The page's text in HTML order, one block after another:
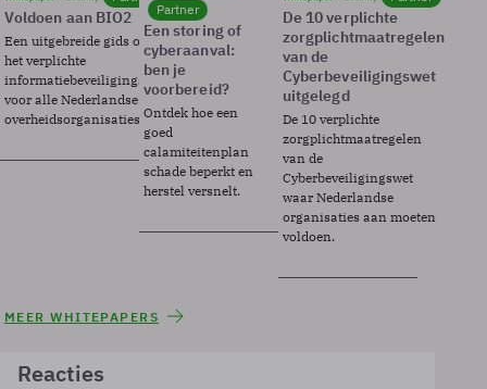
Voldoen aan BIO2
Een uitgebreide gids over BIO2,
het verplichte
informatiebeveiligingsframework
voor alle Nederlandse
overheidsorganisaties.
Partner
Een storing of
cyberaanval:
ben je
voorbereid?
Ontdek hoe een
goed
calamiteitenplan
schade beperkt en
herstel versnelt.
De 10 verplichte
zorgplichtmaatregelen
van de
Cyberbeveiligingswet
uitgelegd
De 10 verplichte
zorgplichtmaatregelen
van de
Cyberbeveiligingswet
waar Nederlandse
organisaties aan moeten
voldoen.
MEER WHITEPAPERS
Reacties